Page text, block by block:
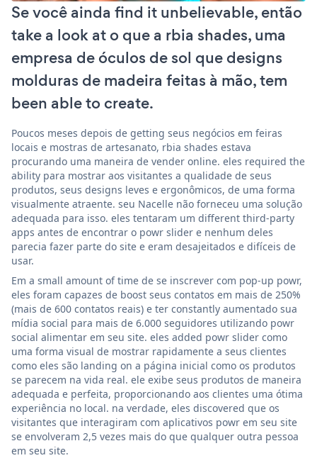
Se você ainda find it unbelievable, então
take a look at o que a rbia shades, uma
empresa de óculos de sol que designs
molduras de madeira feitas à mão, tem
been able to create.
Poucos meses depois de getting seus negócios em feiras
locais e mostras de artesanato, rbia shades estava
procurando uma maneira de vender online. eles required the
ability para mostrar aos visitantes a qualidade de seus
produtos, seus designs leves e ergonômicos, de uma forma
visualmente atraente. seu Nacelle não forneceu uma solução
adequada para isso. eles tentaram um different third-party
apps antes de encontrar o powr slider e nenhum deles
parecia fazer parte do site e eram desajeitados e difíceis de
usar.
Em a small amount of time de se inscrever com pop-up powr,
eles foram capazes de boost seus contatos em mais de 250%
(mais de 600 contatos reais) e ter constantly aumentado sua
mídia social para mais de 6.000 seguidores utilizando powr
social alimentar em seu site. eles added powr slider como
uma forma visual de mostrar rapidamente a seus clientes
como eles são landing on a página inicial como os produtos
se parecem na vida real. ele exibe seus produtos de maneira
adequada e perfeita, proporcionando aos clientes uma ótima
experiência no local. na verdade, eles discovered que os
visitantes que interagiram com aplicativos powr em seu site
se envolveram 2,5 vezes mais do que qualquer outra pessoa
em seu site.